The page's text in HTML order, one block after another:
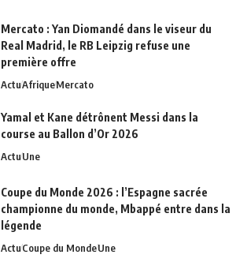
Mercato : Yan Diomandé dans le viseur du
Real Madrid, le RB Leipzig refuse une
première offre
ActuAfriqueMercato
Yamal et Kane détrônent Messi dans la
course au Ballon d’Or 2026
ActuUne
Coupe du Monde 2026 : l’Espagne sacrée
championne du monde, Mbappé entre dans la
légende
ActuCoupe du MondeUne